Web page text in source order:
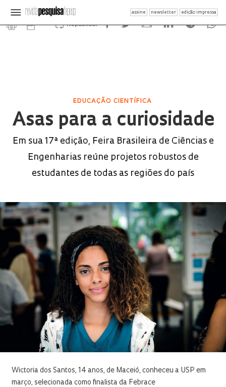
assine newsletter edição impressa
Republicar
EDUCAÇÃO CIENTÍFICA
Asas para a curiosidade
Em sua 17ª edição, Feira Brasileira de Ciências e
Engenharias reúne projetos robustos de
estudantes de todas as regiões do país
Wictoria dos Santos, 14 anos, de Maceió, conheceu a USP em
março, selecionada como finalista da Febrace